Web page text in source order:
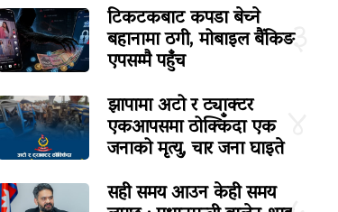
३
टिकटकबाट कपडा बेच्ने
बहानामा ठगी, मोबाइल बैंकिङ
एपसम्मै पहुँच
झापामा अटो र ट्याक्टर
एकआपसमा ठोक्किँदा एक
जनाको मृत्यु, चार जना घाइते
सही समय आउन केही समय